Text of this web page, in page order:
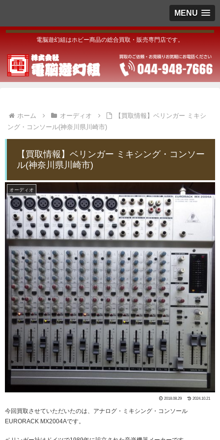
MENU
電脳遊幻組はホビー商品の総合買取・販売専門店です。
ホーム オーディオ
【買取情報】ベリンガー ミキシ
ング・コンソール(神奈川県川崎市)
【買取情報】ベリンガー ミキシング・コンソー
ル(神奈川県川崎市)
オーディオ
2018.08.29 2024.10.21
今回買取させていただいたのは、アナログ・ミキシング・コンソール
EURORACK MX2004Aです。